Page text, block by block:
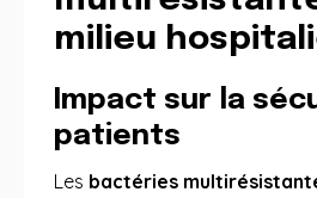
milieu
Impact sur la
patients
Les bactéries